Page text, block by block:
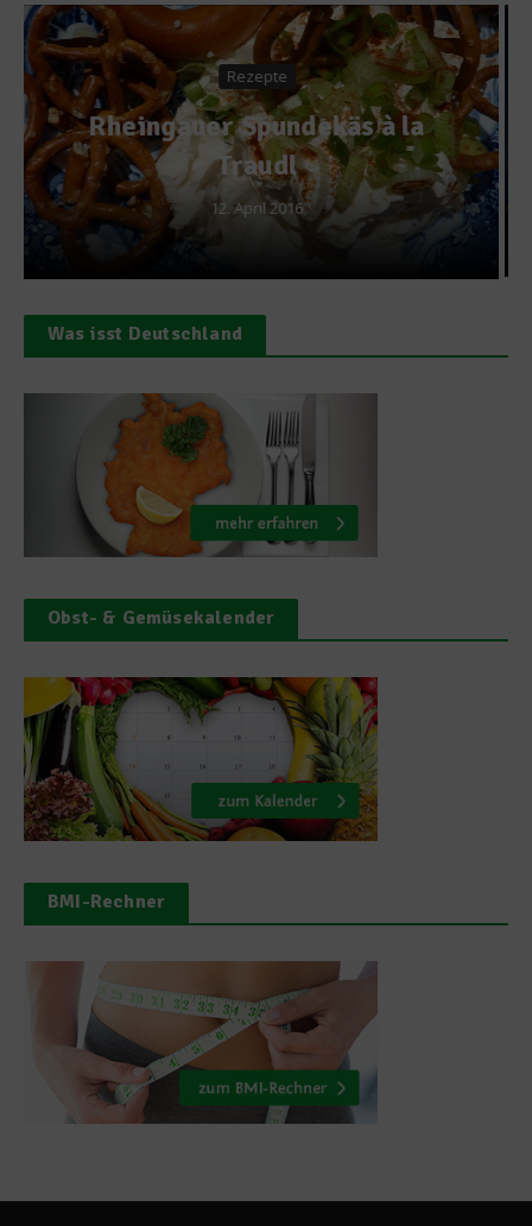
Rezepte
Nudelteig selber machen –
So macht Don Pasta Nudeln
22. Juli 2013
Was isst Deutschland
Obst- & Gemüsekalender
BMI-Rechner